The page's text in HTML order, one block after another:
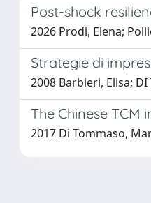
Post-shock
2026 Prodi, Elena;
Strategie di
2008 Barbieri, Elisa;
The Chinese TCM
2017 Di Tommaso,